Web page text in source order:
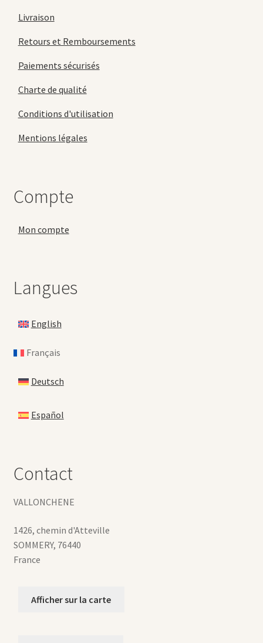
Livraison
Retours et Remboursements
Paiements sécurisés
Charte de qualité
Conditions d'utilisation
Mentions légales
Compte
Mon compte
Langues
English
Français
Deutsch
Español
Contact
VALLONCHENE
1426, chemin d'Atteville
SOMMERY, 76440
France
Afficher sur la carte